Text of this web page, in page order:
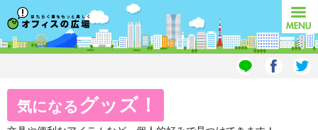
オフィスの広場 MENU
気になる グッズ！